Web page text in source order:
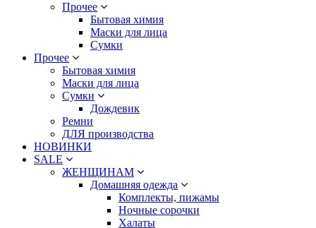
Прочее
Бытовая химия
Маски для лица
Сумки
Прочее
Бытовая химия
Маски для лица
Сумки
Дождевик
Ремни
ДЛЯ производства
НОВИНКИ
SALE
ЖЕНЩИНАМ
Домашняя одежда
Комплекты, пижамы
Ночные сорочки
Халаты